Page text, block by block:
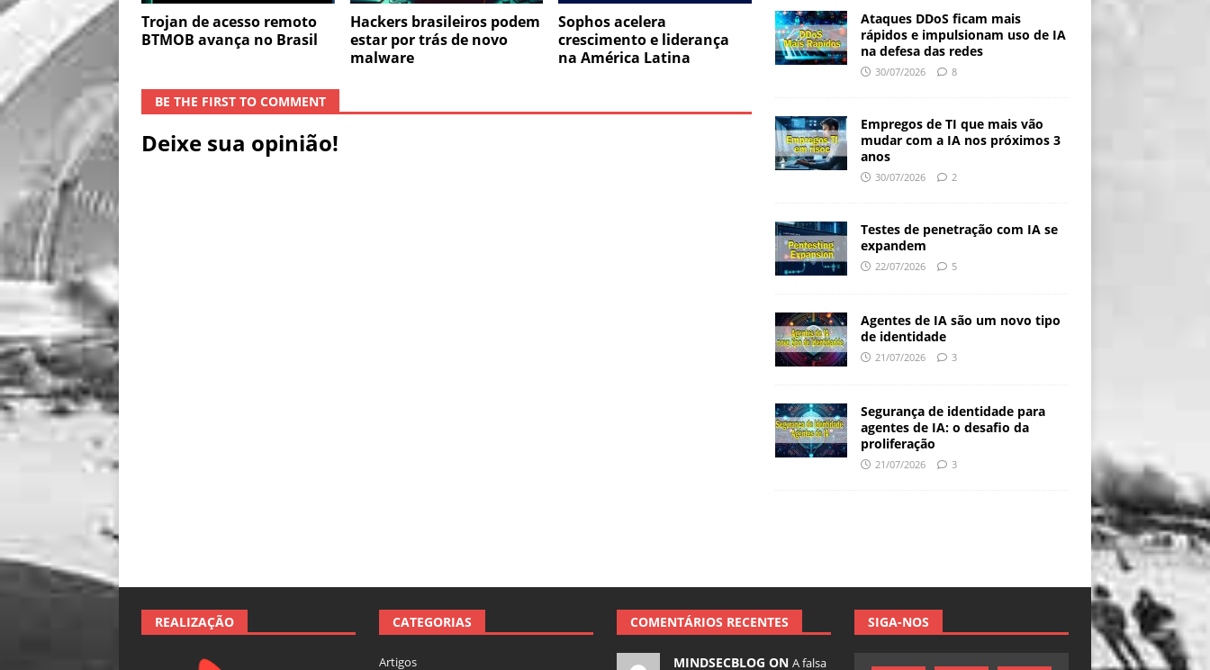
Trojan de acesso remoto
BTMOB avança no Brasil
Hackers brasileiros podem
estar por trás de novo
malware
Sophos acelera
crescimento e liderança
na América Latina
BE THE FIRST TO COMMENT
Deixe sua opinião!
Ataques DDoS ficam mais
rápidos e impulsionam uso de IA
na defesa das redes
30/07/2026 8
Empregos de TI que mais vão
mudar com a IA nos próximos 3
anos
30/07/2026 2
Testes de penetração com IA se
expandem
22/07/2026 5
Agentes de IA são um novo tipo
de identidade
21/07/2026 3
Segurança de identidade para
agentes de IA: o desafio da
proliferação
21/07/2026 3
REALIZAÇÃO CATEGORIAS
Artigos
COMENTÁRIOS RECENTES
MINDSECBLOG ON A falsa
SIGA-NOS